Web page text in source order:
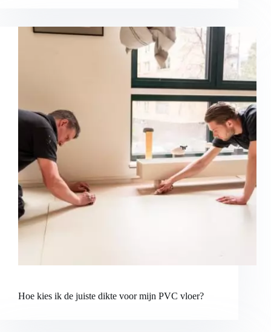
Hoe kies ik de juiste dikte voor mijn PVC vloer?